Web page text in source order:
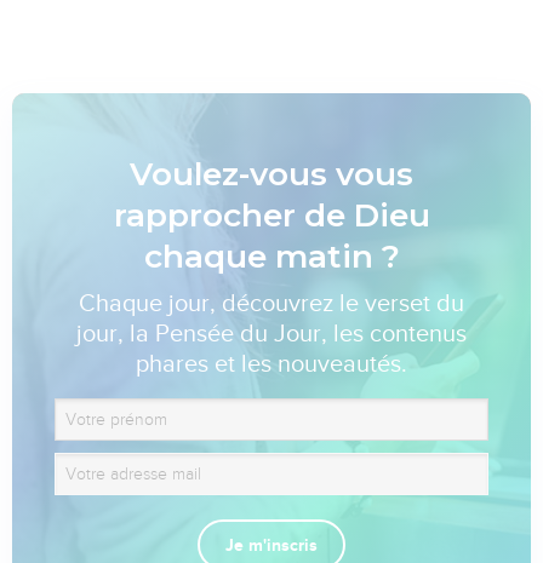
Voulez-vous vous
rapprocher de Dieu
chaque matin ?
Chaque jour, découvrez le verset du
jour, la Pensée du Jour, les contenus
phares et les nouveautés.
Je m'inscris